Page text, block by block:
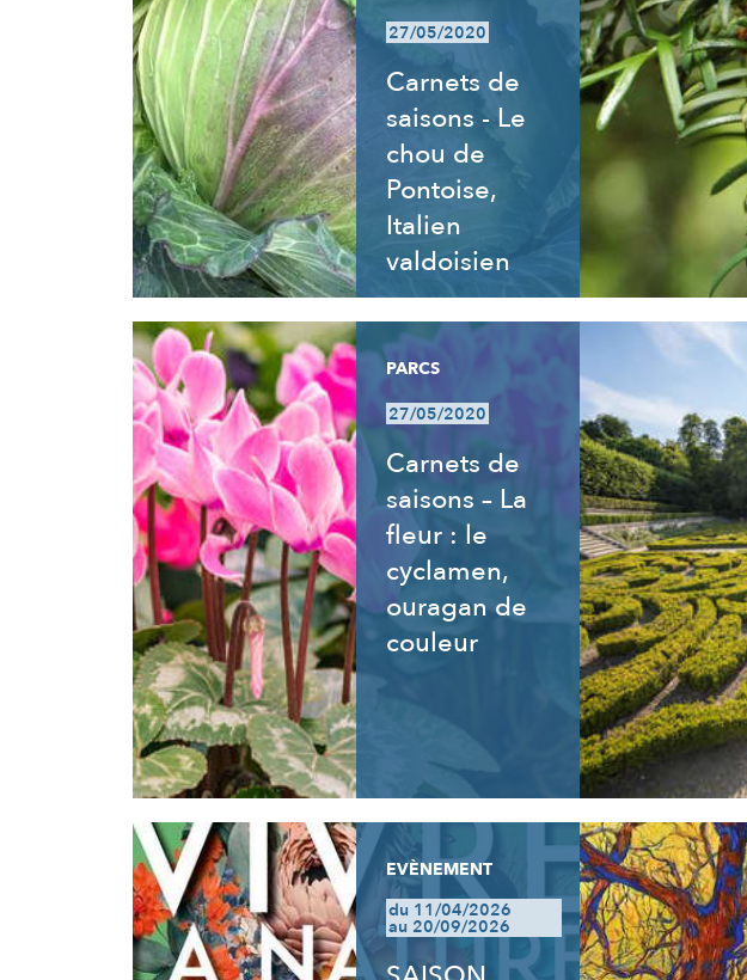
27/05/2020
Carnets de
saisons - Le
chou de
Pontoise,
Italien
valdoisien
PARCS
27/05/2020
Carnets de
saisons – La
fleur : le
cyclamen,
ouragan de
couleur
EVÈNEMENT
du 11/04/2026
au 20/09/2026